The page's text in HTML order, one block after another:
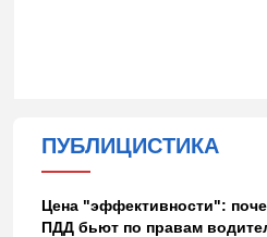
ПУБЛИЦИСТИКА
Цена "эффективности":
ПДД бьют по правам